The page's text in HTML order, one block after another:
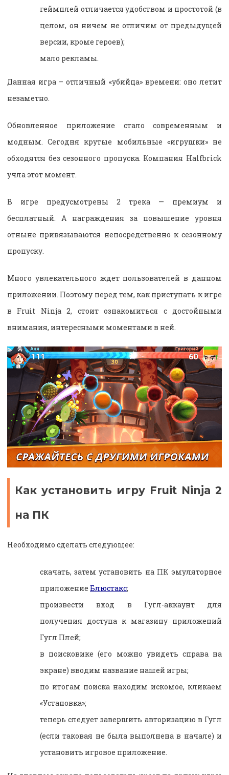
геймплей отличается удобством и простотой (в
целом, он ничем не отличим от предыдущей
версии, кроме героев);
мало рекламы.
Данная игра – отличный «убийца» времени: оно летит
незаметно.
Обновленное приложение стало современным и
модным. Сегодня крутые мобильные «игрушки» не
обходятся без сезонного пропуска. Компания Halfbrick
учла этот момент.
В игре предусмотрены 2 трека — премиум и
бесплатный. А награждения за повышение уровня
отныне привязываются непосредственно к сезонному
пропуску.
Много увлекательного ждет пользователей в данном
приложении. Поэтому перед тем, как приступать к игре
в Fruit Ninja 2, стоит ознакомиться с достойными
внимания, интересными моментами в ней.
Как установить игру Fruit Ninja 2
на ПК
Необходимо сделать следующее:
скачать, затем установить на ПК эмуляторное
приложение Блюстакс;
произвести вход в Гугл-аккаунт для
получения доступа к магазину приложений
Гугл Плей;
в поисковике (его можно увидеть справа на
экране) вводим название нашей игры;
по итогам поиска находим искомое, кликаем
«Установка»;
теперь следует завершить авторизацию в Гугл
(если таковая не была выполнена в начале) и
установить игровое приложение.